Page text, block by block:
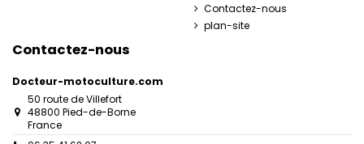
Contactez-nous
plan-site
Contactez-nous
Docteur-motoculture.com
50 route de Villefort
48800 Pied-de-Borne
France